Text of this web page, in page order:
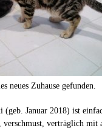
neues Zuhause gefunden.
(geb. Januar 2018) ist
verträglich mit